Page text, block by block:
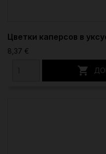
Цветки каперсов в
8,37 €
